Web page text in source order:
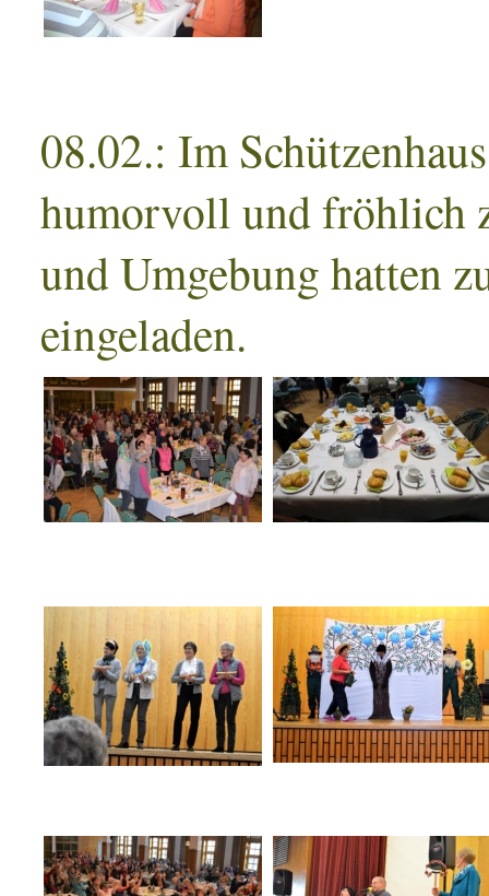
08.02.: Im
humorvoll und fröhlich
und Umgebung hatten
eingeladen.